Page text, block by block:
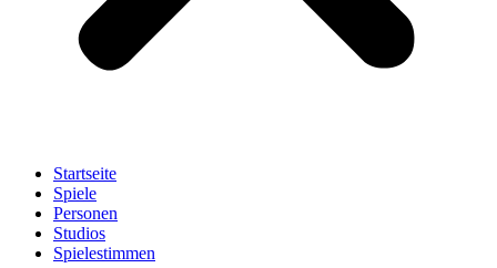
Startseite
Spiele
Personen
Studios
Spielestimmen